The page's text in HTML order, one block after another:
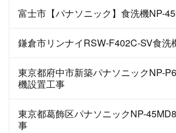
富士市【パナソニック】食洗機NP-
鎌倉市リンナイRSW-F402C-SV食洗
東京都府中市新築パナソニックNP-
機設置工事
東京都葛飾区パナソニックNP-
事